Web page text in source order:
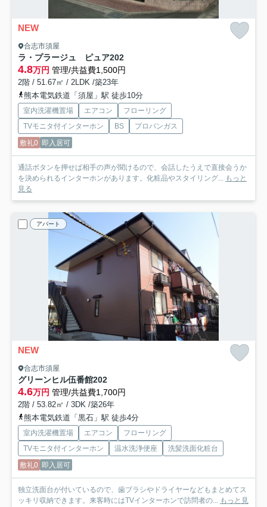
NEW
合志市須屋
ラ・プラージュ ピュア202
4.8万円 管理/共益費1,500円
2階 / 51.67㎡ / 2LDK /築23年
熊本電気鉄道「須屋」駅 徒歩10分
室内洗濯機置場 エアコン
フローリング
TVモニタ付インターホン
BS
プロパンガス
敷礼0 即入居可
通話ボタンを押せば相手の声が聞けるので、会話したうえで直接会うか
を決められるインターホンがあります。化粧品やスタイリング... もっと
見る
アパート
NEW
合志市須屋
グリーンヒル伍番館202
4.6万円 管理/共益費1,700円
2階 / 53.82㎡ / 3DK /築26年
熊本電気鉄道「黒石」駅 徒歩4分
室内洗濯機置場 エアコン
フローリング
TVモニタ付インターホン
温水洗浄便座
洗髪洗面化粧台
敷礼0 即入居可
独立洗面台が付いているので、歯ブラシやドライヤーなどもまとめてス
ッキリ収納できます。来客時にはTVインターホンで訪問者の... もっと見